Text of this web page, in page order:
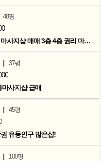
48평
검단사거리 목좋은자리 마사지샵 매매 3층 4층 권리 마지막인하 300만
| 37평
사지샵 급매
| 45평
유동인구 많은샵!
| 100평